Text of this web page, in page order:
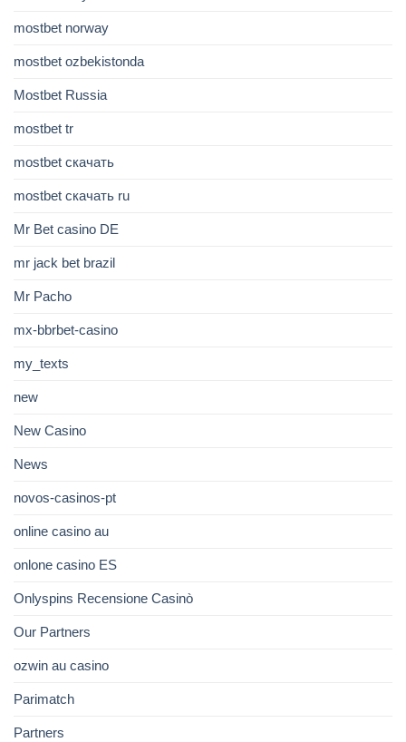
mostbet norway
mostbet ozbekistonda
Mostbet Russia
mostbet tr
mostbet скачать
mostbet скачать ru
Mr Bet casino DE
mr jack bet brazil
Mr Pacho
mx-bbrbet-casino
my_texts
new
New Casino
News
novos-casinos-pt
online casino au
onlone casino ES
Onlyspins Recensione Casinò
Our Partners
ozwin au casino
Parimatch
Partners